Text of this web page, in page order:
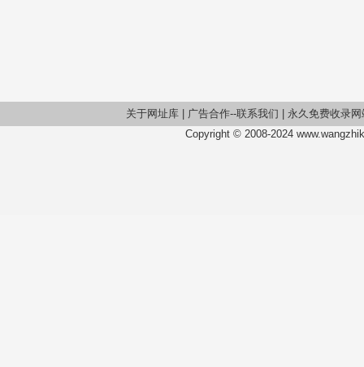
关于网址库| 广告合作--联系我们
永久免费收录网
Copyright © 2008-2024